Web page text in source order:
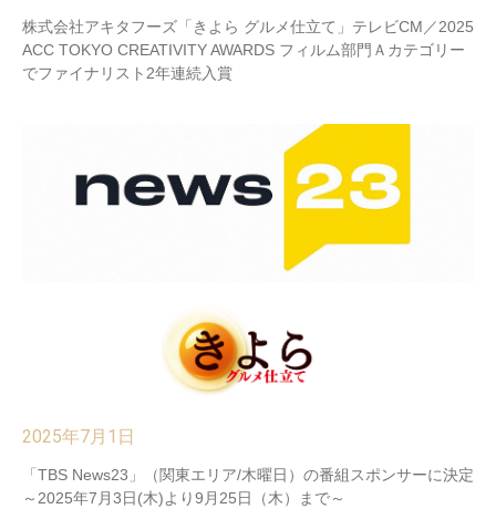
株式会社アキタフーズ「きよら グルメ仕立て」テレビCM／2025
ACC TOKYO CREATIVITY AWARDS フィルム部門Ａカテゴリー
でファイナリスト2年連続入賞
2025年7月1日
「TBS News23」（関東エリア/木曜日）の番組スポンサーに決定
～2025年7月3日(木)より9月25日（木）まで～